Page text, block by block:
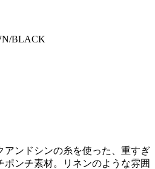
BLACK
アンドシンの糸を使った、重すぎ
ポンチ素材。リネンのような雰囲